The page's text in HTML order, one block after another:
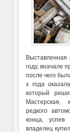
году, вначале
после чего
х года
который
Мастерская,
редкого
конца, успев
владелец